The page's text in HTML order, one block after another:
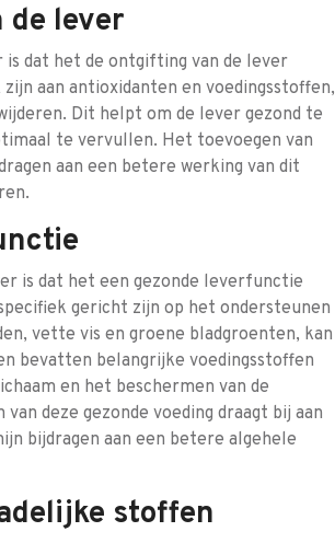
lever
is dat het de ontgifting van de lever
aan antioxidanten en voedingsstoffen,
Dit helpt om de lever gezond te
te vervullen. Het toevoegen van
aan een betere werking van dit
is dat het een gezonde leverfunctie
gericht zijn op het ondersteunen
vette vis en groene bladgroenten, kan
bevatten belangrijke voedingsstoffen
en het beschermen van de
deze gezonde voeding draagt bij aan
bijdragen aan een betere algehele
stoffen